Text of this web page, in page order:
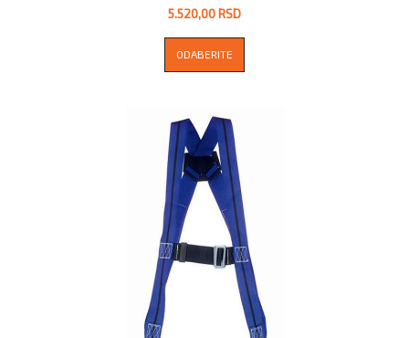
5.520,00 RSD
ODABERITE